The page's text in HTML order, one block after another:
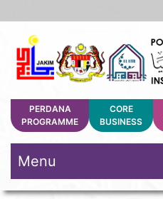
PERDANA
PROGRAMME
CORE
BUSINESS
Menu